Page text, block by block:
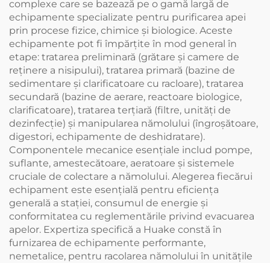
complexe care se bazează pe o gamă largă de
echipamente specializate pentru purificarea apei
prin procese fizice, chimice și biologice. Aceste
echipamente pot fi împărțite în mod general în
etape: tratarea preliminară (grătare și camere de
reținere a nisipului), tratarea primară (bazine de
sedimentare și clarificatoare cu racloare), tratarea
secundară (bazine de aerare, reactoare biologice,
clarificatoare), tratarea terțiară (filtre, unități de
dezinfecție) și manipularea nămolului (îngroșătoare,
digestori, echipamente de deshidratare).
Componentele mecanice esențiale includ pompe,
suflante, amestecătoare, aeratoare și sistemele
cruciale de colectare a nămolului. Alegerea fiecărui
echipament este esențială pentru eficiența
generală a stației, consumul de energie și
conformitatea cu reglementările privind evacuarea
apelor. Expertiza specifică a Huake constă în
furnizarea de echipamente performante,
nemetalice, pentru racolarea nămolului în unitățile